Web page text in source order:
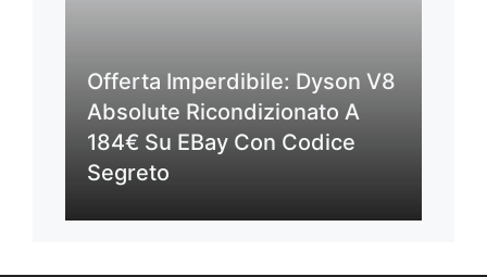
Offerta Imperdibile: Dyson V8
Absolute Ricondizionato A
184€ Su EBay Con Codice
Segreto